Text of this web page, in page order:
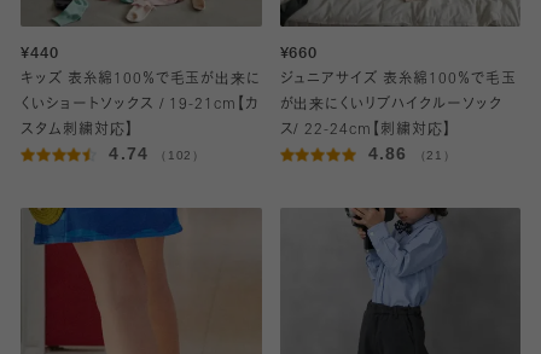
¥440
キッズ 表糸綿100％で毛玉が出来に
くいショートソックス / 19-21cm【カ
スタム刺繍対応】
4.74 （102）
¥660
ジュニアサイズ 表糸綿100％で毛玉
が出来にくいリブハイクルーソック
ス/ 22-24cm【刺繍対応】
4.86 （21）